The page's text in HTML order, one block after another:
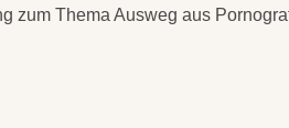
zum Thema Ausweg aus